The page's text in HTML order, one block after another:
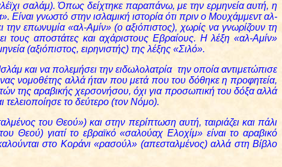
σαλάμ). Όπως δείχτηκε παραπάνω, με την ερμηνεία αυτή, η
Είναι γνωστό στην ισλαμική ιστορία ότι πριν ο Μουχάμμεντ αλ-
την επωνυμία «αλ-Αμίν» (ο αξιόπιστος), χωρίς να γνωρίζουν τη
αποστάτες και αχάριστους Εβραίους. Η λέξη «αλ-Αμίν»
(αξιόπιστος, ειρηνιστής) της λέξης «Σιλό».
και να πολεμήσει την ειδωλολατρία την οποία αντιμετώπισε
νομοθέτης αλλά ήταν που μετά που του δόθηκε η προφητεία,
της αραβικής χερσονήσου, όχι για προσωπική του δόξα αλλά
το δεύτερο (τον Νόμο).
του Θεού») και στην περίπτωση αυτή, ταιριάζει και πάλι
Θεού) γιατί το εβραϊκό «σαλούαχ Ελοχίμ» είναι το αραβικό
στο Κοράνι «ρασούλ» (απεσταλμένος) αλλά στη Βίβλο